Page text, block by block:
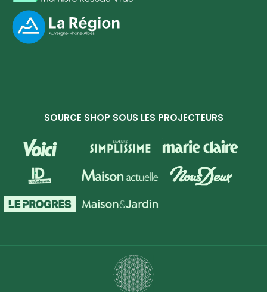
SOURCE SHOP SOUS LES PROJECTEURS